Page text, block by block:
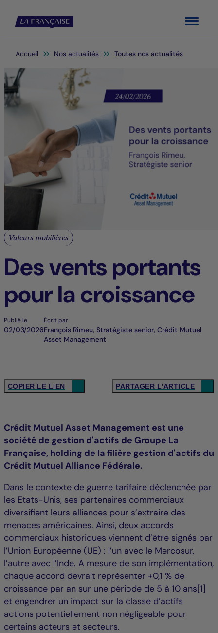
Menu
Vous êtes ici:
Accueil Nos actualités Toutes nos actualités
Valeurs mobilières
Des vents portants
pour la croissance
Publié le
02/03/2026
Écrit par
François Rimeu, Stratégiste senior, Crédit Mutuel
Asset Management
COPIER LE LIEN PARTAGER L'ARTICLE
Crédit Mutuel Asset Management est une
société de gestion d'actifs de Groupe La
Française, holding de la filière gestion d'actifs du
Crédit Mutuel Alliance Fédérale.
Dans le contexte de guerre tarifaire déclenchée par
les Etats-Unis, ses partenaires commerciaux
diversifient leurs alliances pour s’extraire des
menaces américaines. Ainsi, deux accords
commerciaux historiques viennent d’être signés par
l’Union Européenne (UE) : l’un avec le Mercosur,
l’autre avec l’Inde. A mesure de son implémentation,
chaque accord devrait représenter +0,1 % de
croissance par an sur une période de 5 à 10 ans[1]
et engendrer un impact sur la classe d’actifs
actions potentiellement non négligeable pour
certains acteurs et secteurs.